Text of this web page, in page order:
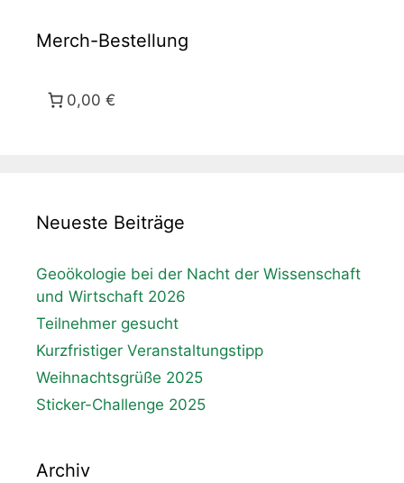
Merch-Bestellung
0,00 €
Neueste Beiträge
Geoökologie bei der Nacht der Wissenschaft
und Wirtschaft 2026
Teilnehmer gesucht
Kurzfristiger Veranstaltungstipp
Weihnachtsgrüße 2025
Sticker-Challenge 2025
Archiv